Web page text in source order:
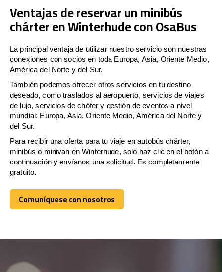
Ventajas de reservar un minibús
chárter en Winterhude con OsaBus
La principal ventaja de utilizar nuestro servicio son nuestras
conexiones con socios en toda Europa, Asia, Oriente Medio,
América del Norte y del Sur.
También podemos ofrecer otros servicios en tu destino
deseado, como traslados al aeropuerto, servicios de viajes
de lujo, servicios de chófer y gestión de eventos a nivel
mundial: Europa, Asia, Oriente Medio, América del Norte y
del Sur.
Para recibir una oferta para tu viaje en autobús chárter,
minibús o minivan en Winterhude, solo haz clic en el botón a
continuación y envíanos una solicitud. Es completamente
gratuito.
Comuníquese con nosotros
Comuníquese con nosotros